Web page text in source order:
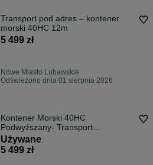
Transport pod adres – kontener
morski 40HC 12m
5 499 zł
Nowe Miasto Lubawskie
Odświeżono dnia 01 sierpnia 2026
Kontener Morski 40HC
Podwyższany- Transport
Rozładunek
Używane
5 499 zł